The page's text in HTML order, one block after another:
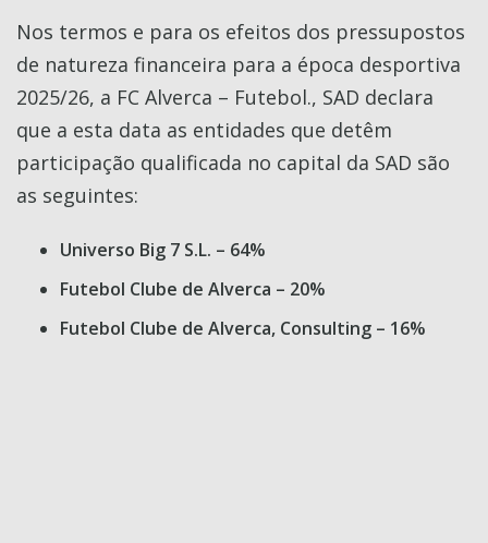
Nos termos e para os efeitos dos pressupostos
de natureza financeira para a época desportiva
2025/26, a FC Alverca – Futebol., SAD declara
que a esta data as entidades que detêm
participação qualificada no capital da SAD são
as seguintes:
Universo Big 7 S.L. – 64%
Futebol Clube de Alverca – 20%
Futebol Clube de Alverca, Consulting – 16%